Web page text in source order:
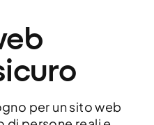
per un sito web